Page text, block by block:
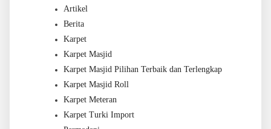
Artikel
Berita
Karpet
Karpet Masjid
Karpet Masjid Pilihan Terbaik dan Terlengkap
Karpet Masjid Roll
Karpet Meteran
Karpet Turki Import